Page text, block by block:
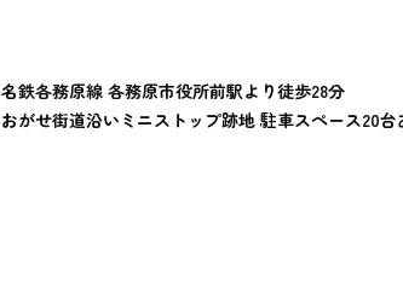
名鉄各務原線 各務原市役所前駅より徒歩28分
おがせ街道沿いミニストップ跡地 駐車スペース20台